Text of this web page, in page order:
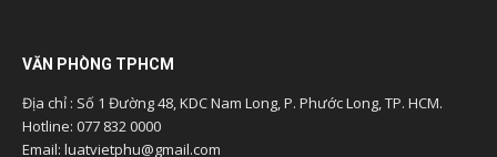
VĂN PHÒNG TPHCM
Địa chỉ : Số 1 Đường 48, KDC Nam Long, P. Phước Long, TP. HCM.
Hotline: 077 832 0000
Email: luatvietphu@gmail.com